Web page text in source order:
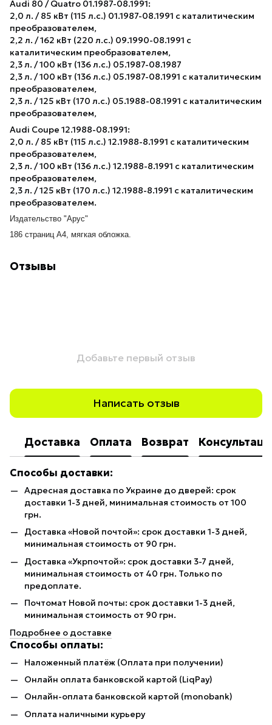
Audi 80 / Quatro 01.1987-08.1991:
2,0 л. / 85 кВт (115 л.с.) 01.1987-08.1991 с каталитическим
преобразователем,
2,2 л. / 162 кВт (220 л.с.) 09.1990-08.1991 с
каталитическим преобразователем,
2,3 л. / 100 кВт (136 л.с.) 05.1987-08.1987
2,3 л. / 100 кВт (136 л.с.) 05.1987-08.1991 с каталитическим
преобразователем,
2,3 л. / 125 кВт (170 л.с.) 05.1988-08.1991 с каталитическим
преобразователем,
Audi Coupe 12.1988-08.1991:
2,0 л. / 85 кВт (115 л.с.) 12.1988-8.1991 с каталитическим
преобразователем,
2,3 л. / 100 кВт (136 л.с.) 12.1988-8.1991 с каталитическим
преобразователем,
2,3 л. / 125 кВт (170 л.с.) 12.1988-8.1991 с каталитическим
преобразователем.
Издательство "Арус"
186 страниц А4, мягкая обложка.
Отзывы
Добавьте первый отзыв
Написать отзыв
Доставка Оплата Возврат
Способы доставки:
Адресная доставка по Украине до дверей: срок
доставки 1-3 дней, минимальная стоимость от 100
грн.
Доставка «Новой почтой»: срок доставки 1-3 дней,
минимальная стоимость от 90 грн.
Доставка «Укрпочтой»: срок доставки 3-7 дней,
минимальная стоимость от 40 грн. Только по
предоплате.
Почтомат Новой почты: срок доставки 1-3 дней,
минимальная стоимость от 90 грн.
Подробнее о доставке
Способы оплаты:
Наложенный платёж (Оплата при получении)
Онлайн оплата банковской картой (LiqPay)
Онлайн-оплата банковской картой (monobank)
Оплата наличными курьеру